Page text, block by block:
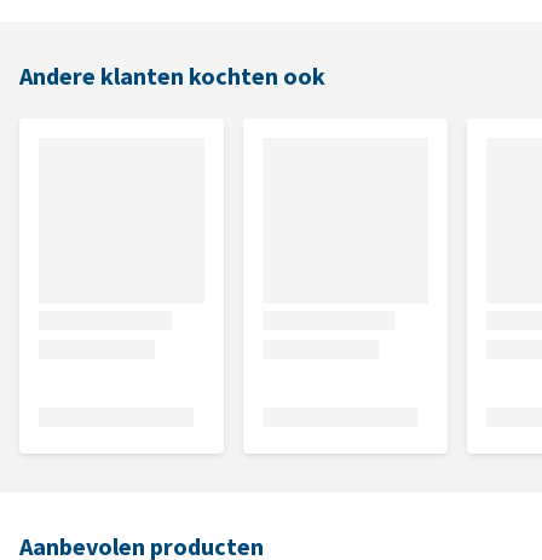
Andere klanten kochten ook
Aanbevolen producten